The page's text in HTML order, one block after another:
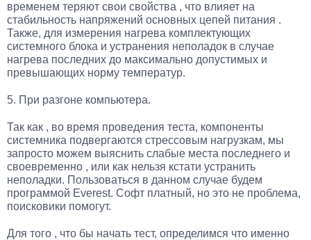
временем теряют свои свойства , что влияет на
стабильность напряжений основных цепей питания .
Также, для измерения нагрева комплектующих
системного блока и устранения неполадок в случае
нагрева последних до максимально допустимых и
превышающих норму температур.
5. При разгоне компьютера.
Так как , во время проведения теста, компоненты
системника подвергаются стрессовым нагрузкам, мы
запросто можем выяснить слабые места последнего и
своевременно , или как нельзя кстати устранить
неполадки. Пользоваться в данном случае будем
программой Everest. Софт платный, но это не проблема,
поисковики помогут.
Для того , что бы начать тест, определимся что именно